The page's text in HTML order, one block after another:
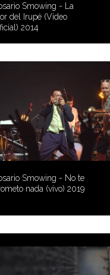
Smowing - La
del Irupé (Video
2014
Smowing - No te
nada (vivo) 2019